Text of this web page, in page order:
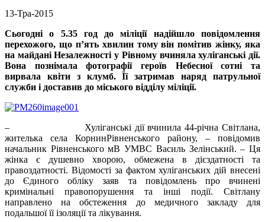
13-Тра-2015
Сьогодні о 5.35 годдо міліції надійшло повідомлення
перехожого, що п’ять хвилин тому він помітив жінку, яка
на майдані Незалежності у Рівному вчиняла хуліганські дії.
Вона познімала фотографії героїв Небесної сотні та
вирвала квіти з клумб. Її затримав наряд патрульної
служби і доставив до міського відділу міліції.
– Хуліганські дії вчинила 44-річна Світлана,
жителька села КорнинРівненського району, – повідомив
начальник Рівненського мВ УМВС Василь Зелінський. – Ця
жінка є душевно хворою, обмежена в дієздатності та
правоздатності. Відомості за фактом хуліганських дій внесені
до Єдиного обліку заяв та повідомлень про вчинені
кримінальні правопорушення та інші події. Світлану
направлено на обстеження до медичного закладу для
подальшої її ізоляції та лікування.